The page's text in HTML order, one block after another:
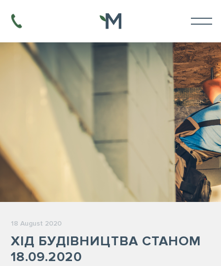
18 August 2020
ХІД БУДІВНИЦТВА СТАНОМ
18.09.2020